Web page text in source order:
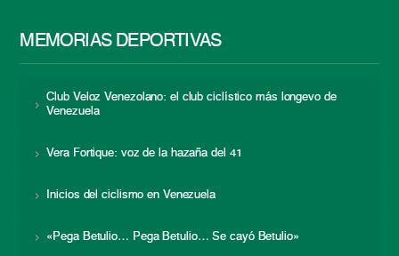
MEMORIAS DEPORTIVAS
Club Veloz Venezolano: el club ciclístico más longevo de
Venezuela
Vera Fortique: voz de la hazaña del 41
Inicios del ciclismo en Venezuela
«Pega Betulio… Pega Betulio… Se cayó Betulio»